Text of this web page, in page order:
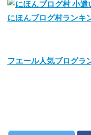
にほんブログ村ランキ
フエール人気ブログラ